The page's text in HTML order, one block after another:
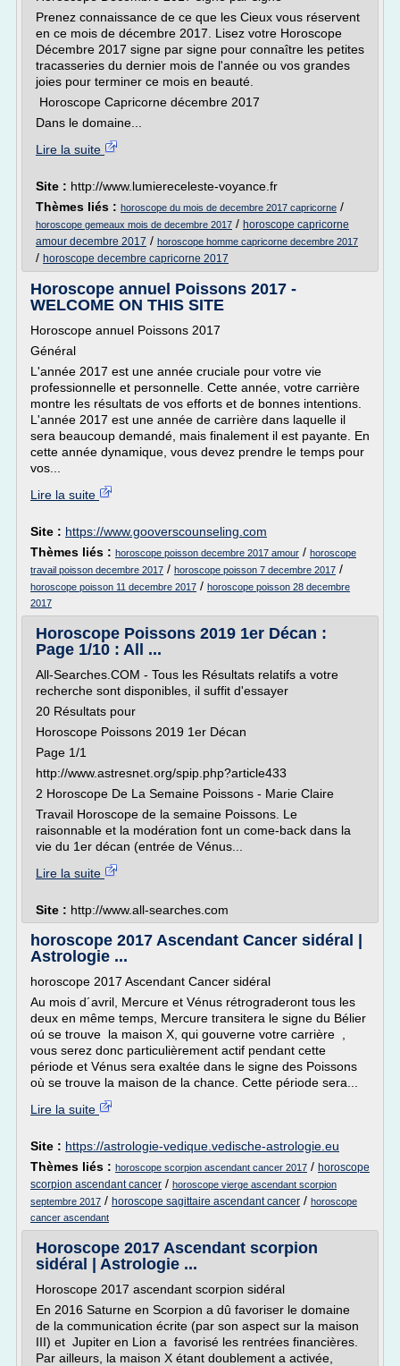
Prenez connaissance de ce que les Cieux vous réservent
en ce mois de décembre 2017. Lisez votre Horoscope
Décembre 2017 signe par signe pour connaître les petites
tracasseries du dernier mois de l'année ou vos grandes
joies pour terminer ce mois en beauté.
Horoscope Capricorne décembre 2017
Dans le domaine...
Lire la suite
Site : http://www.lumiereceleste-voyance.fr
Thèmes liés : horoscope du mois de decembre 2017 capricorne /
horoscope gemeaux mois de decembre 2017 / horoscope capricorne
amour decembre 2017 / horoscope homme capricorne decembre 2017
/ horoscope decembre capricorne 2017
Horoscope annuel Poissons 2017 -
WELCOME ON THIS SITE
Horoscope annuel Poissons 2017
Général
L'année 2017 est une année cruciale pour votre vie
professionnelle et personnelle. Cette année, votre carrière
montre les résultats de vos efforts et de bonnes intentions.
L'année 2017 est une année de carrière dans laquelle il
sera beaucoup demandé, mais finalement il est payante. En
cette année dynamique, vous devez prendre le temps pour
vos...
Lire la suite
Site : https://www.gooverscounseling.com
Thèmes liés : horoscope poisson decembre 2017 amour / horoscope
travail poisson decembre 2017 / horoscope poisson 7 decembre 2017 /
horoscope poisson 11 decembre 2017 / horoscope poisson 28 decembre
2017
Horoscope Poissons 2019 1er Décan :
Page 1/10 : All ...
All-Searches.COM - Tous les Résultats relatifs a votre
recherche sont disponibles, il suffit d'essayer
20 Résultats pour
Horoscope Poissons 2019 1er Décan
Page 1/1
http://www.astresnet.org/spip.php?article433
2 Horoscope De La Semaine Poissons - Marie Claire
Travail Horoscope de la semaine Poissons. Le
raisonnable et la modération font un come-back dans la
vie du 1er décan (entrée de Vénus...
Lire la suite
Site : http://www.all-searches.com
horoscope 2017 Ascendant Cancer sidéral |
Astrologie ...
horoscope 2017 Ascendant Cancer sidéral
Au mois d´avril, Mercure et Vénus rétrograderont tous les
deux en même temps, Mercure transitera le signe du Bélier
oú se trouve la maison X, qui gouverne votre carrière ,
vous serez donc particulièrement actif pendant cette
période et Vénus sera exaltée dans le signe des Poissons
où se trouve la maison de la chance. Cette période sera...
Lire la suite
Site : https://astrologie-vedique.vedische-astrologie.eu
Thèmes liés : horoscope scorpion ascendant cancer 2017 / horoscope
scorpion ascendant cancer / horoscope vierge ascendant scorpion
septembre 2017 / horoscope sagittaire ascendant cancer / horoscope
cancer ascendant
Horoscope 2017 Ascendant scorpion
sidéral | Astrologie ...
Horoscope 2017 ascendant scorpion sidéral
En 2016 Saturne en Scorpion a dû favoriser le domaine
de la communication écrite (par son aspect sur la maison
III) et Jupiter en Lion a favorisé les rentrées financières.
Par ailleurs, la maison X étant doublement a activée,